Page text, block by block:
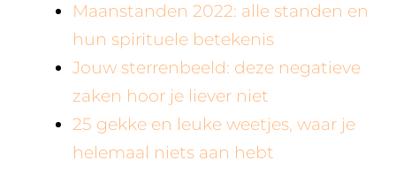
Maanstanden 2022: alle standen en
hun spirituele betekenis
Jouw sterrenbeeld: deze negatieve
zaken hoor je liever niet
25 gekke en leuke weetjes, waar je
helemaal niets aan hebt